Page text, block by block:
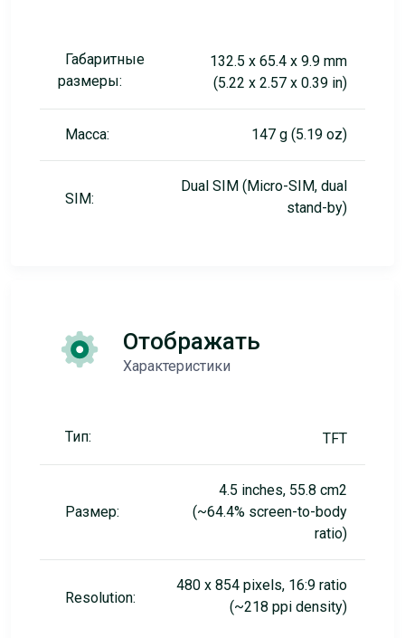
Габаритные
размеры:
132.5 x 65.4 x 9.9 mm
(5.22 x 2.57 x 0.39 in)
Масса: 147 g (5.19 oz)
SIM:
Dual SIM (Micro-SIM, dual
stand-by)
Отображать
Характеристики
Тип: TFT
Размер:
4.5 inches, 55.8 cm2
(~64.4% screen-to-body
ratio)
Resolution:
480 x 854 pixels, 16:9 ratio
(~218 ppi density)